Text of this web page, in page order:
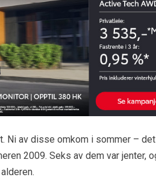
Ni av disse omkom i sommer – det
2009. Seks av dem var jenter,